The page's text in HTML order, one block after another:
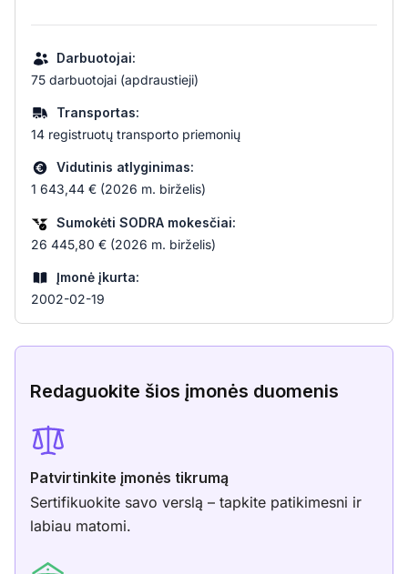
Darbuotojai:
75 darbuotojai (apdraustieji)
Transportas:
14 registruotų transporto priemonių
Vidutinis atlyginimas:
1 643,44 € (2026 m. birželis)
Sumokėti SODRA mokesčiai:
26 445,80 € (2026 m. birželis)
Įmonė įkurta:
2002-02-19
Redaguokite šios įmonės duomenis
Patvirtinkite įmonės tikrumą
Sertifikuokite savo verslą – tapkite patikimesni ir
labiau matomi.